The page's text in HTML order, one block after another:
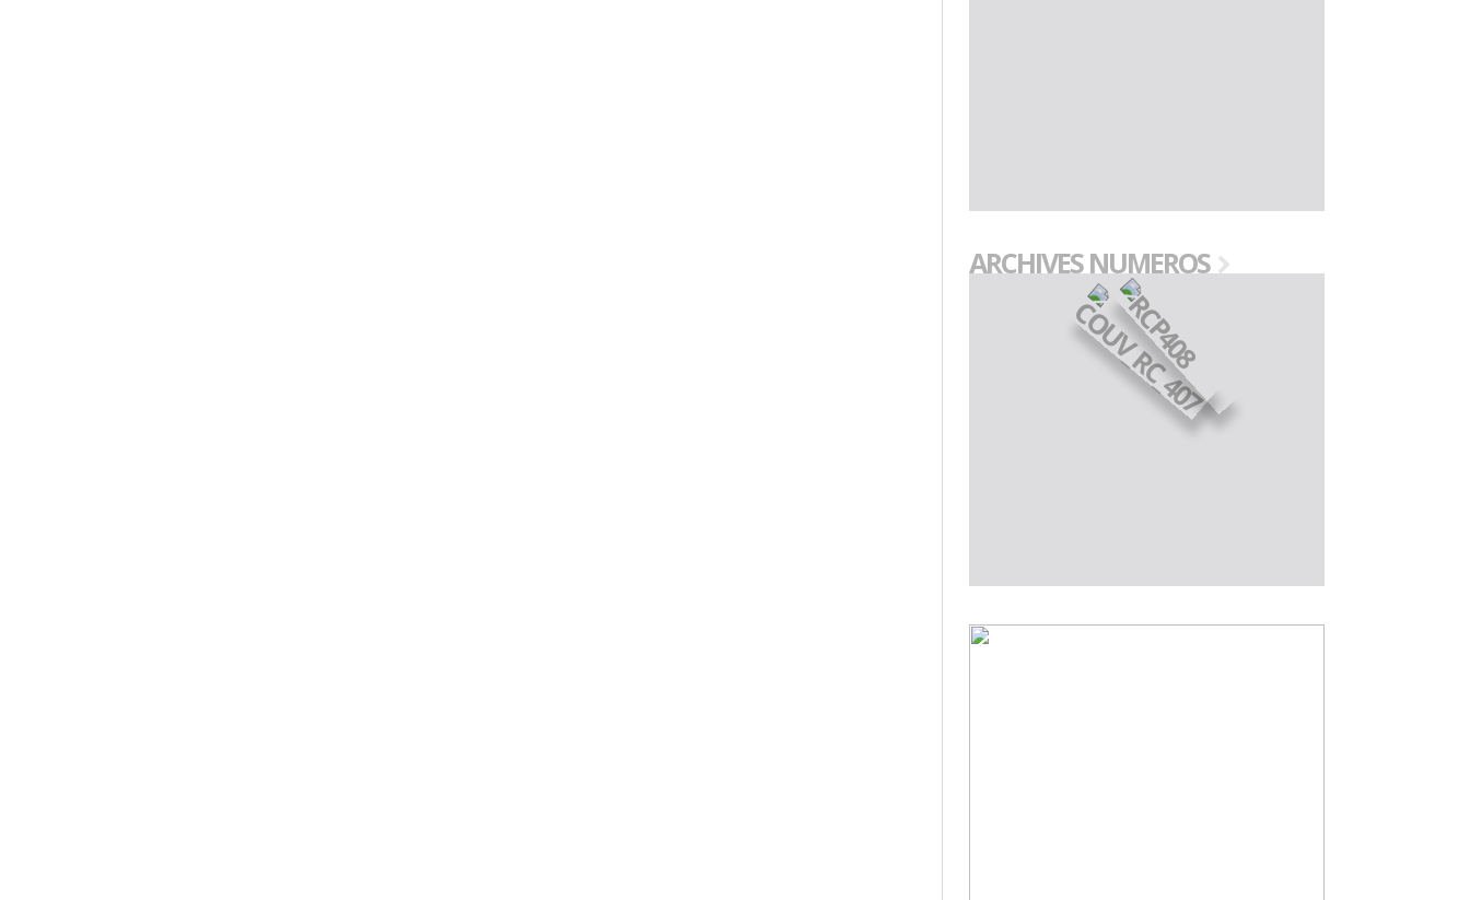
ARCHIVES NUMEROS